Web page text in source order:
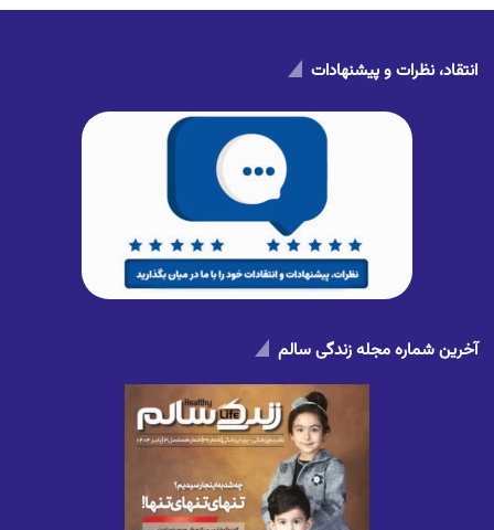
انتقاد، نظرات و پیشنهادات
آخرین شماره مجله زندگی سالم